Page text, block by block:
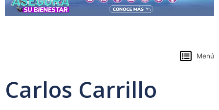
Menú
Carlos Carrillo